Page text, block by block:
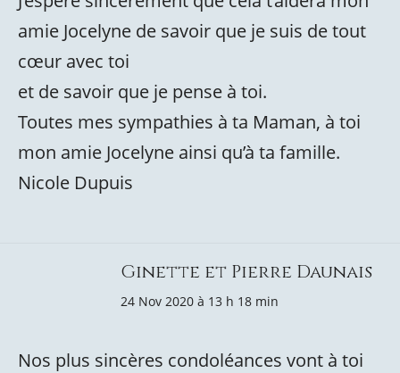
amie Jocelyne de savoir que je suis de tout
cœur avec toi
et de savoir que je pense à toi.
Toutes mes sympathies à ta Maman, à toi
mon amie Jocelyne ainsi qu’à ta famille.
Nicole Dupuis
Ginette et Pierre Daunais
24 Nov 2020 à 13 h 18 min
Nos plus sincères condoléances vont à toi